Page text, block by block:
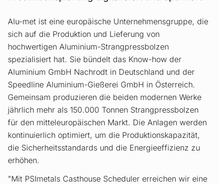
Alu-met ist eine europäische Unternehmensgruppe, die
sich auf die Produktion und Lieferung von
hochwertigen Aluminium-Strangpressbolzen
spezialisiert hat. Sie bündelt das Know-how der
Aluminium GmbH Nachrodt in Deutschland und der
Speedline Aluminium-Gießerei GmbH in Österreich.
Gemeinsam produzieren die beiden modernen Werke
jährlich mehr als 150.000 Tonnen Strangpressbolzen
für den mitteleuropäischen Markt. Die Anlagen werden
kontinuierlich optimiert, um die Produktionskapazität,
die Sicherheitsstandards und die Energieeffizienz zu
erhöhen.
"Mit PSImetals Casthouse Scheduler erreichen wir eine